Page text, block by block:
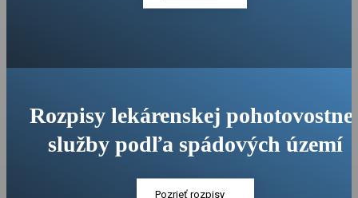
Rozpisy lekárenskej
služby podľa spádových území
Pozrieť rozpisy